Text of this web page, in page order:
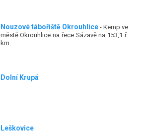
Nouzové tábořiště Okrouhlice- Kemp ve
městě Okrouhlice na řece Sázavě na 153,1 ř.
km.
Dolní Krupá
Leškovice